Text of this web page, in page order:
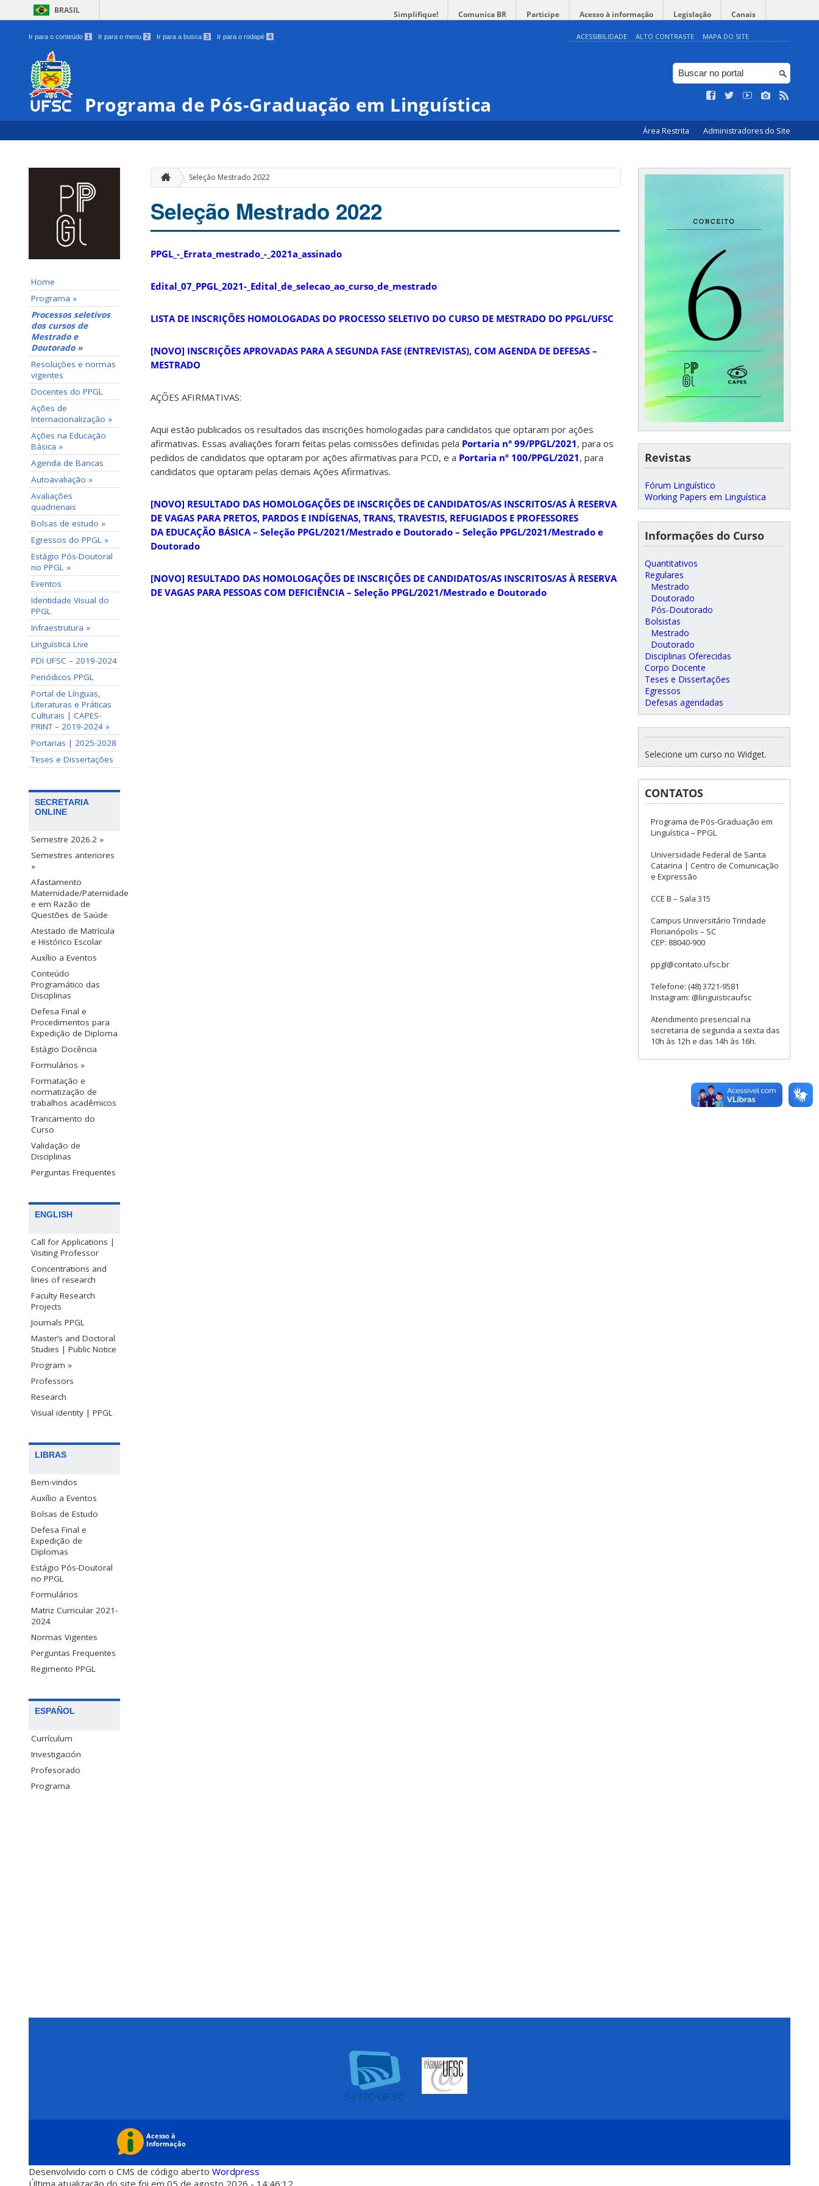
BRASIL Simplifique! Comunica BR Participe Acesso à informação Legislação Canais
Ir para o conteúdo 1 Ir para o menu 2 Ir para a busca 3 Ir para o rodapé 4 ACESSIBILIDADE ALTO CONTRASTE MAPA DO SITE
Programa de Pós-Graduação em Linguística
Área Restrita Administradores do Site
Home
Programa »
Processos seletivos
dos cursos de
Mestrado e
Doutorado »
Resoluções e normas
vigentes
Docentes do PPGL
Ações de
Internacionalização »
Ações na Educação
Básica »
Agenda de Bancas
Autoavaliação »
Avaliações
quadrienais
Bolsas de estudo »
Egressos do PPGL »
Estágio Pós-Doutoral
no PPGL »
Eventos
Identidade Visual do
PPGL
Infraestrutura »
Linguística Live
PDI UFSC – 2019-2024
Periódicos PPGL
Portal de Línguas,
Literaturas e Práticas
Culturais | CAPES-
PRINT – 2019-2024 »
Portarias | 2025-2028
Teses e Dissertações
SECRETARIA
ONLINE
Semestre 2026.2 »
Semestres anteriores
»
Afastamento
Maternidade/Paternidade
e em Razão de
Questões de Saúde
Atestado de Matrícula
e Histórico Escolar
Auxílio a Eventos
Conteúdo
Programático das
Disciplinas
Defesa Final e
Procedimentos para
Expedição de Diploma
Estágio Docência
Formulários »
Formatação e
normatização de
trabalhos acadêmicos
Trancamento do
Curso
Validação de
Disciplinas
Perguntas Frequentes
ENGLISH
Call for Applications |
Visiting Professor
Concentrations and
lines of research
Faculty Research
Projects
Journals PPGL
Master’s and Doctoral
Studies | Public Notice
Program »
Professors
Research
Visual identity | PPGL
LIBRAS
Bem-vindos
Auxílio a Eventos
Bolsas de Estudo
Defesa Final e
Expedição de
Diplomas
Estágio Pós-Doutoral
no PPGL
Formulários
Matriz Curricular 2021-
2024
Normas Vigentes
Perguntas Frequentes
Regimento PPGL
ESPAÑOL
Currículum
Investigación
Profesorado
Programa
Seleção Mestrado 2022
Seleção Mestrado 2022
PPGL_-_Errata_mestrado_-_2021a_assinado
Edital_07_PPGL_2021-_Edital_de_selecao_ao_curso_de_mestrado
LISTA DE INSCRIÇÕES HOMOLOGADAS DO PROCESSO SELETIVO DO CURSO DE MESTRADO DO PPGL/UFSC
[NOVO] INSCRIÇÕES APROVADAS PARA A SEGUNDA FASE (ENTREVISTAS), COM AGENDA DE DEFESAS –
MESTRADO
AÇÕES AFIRMATIVAS:
Aqui estão publicados os resultados das inscrições homologadas para candidatos que optaram por ações
afirmativas. Essas avaliações foram feitas pelas comissões definidas pela Portaria n° 99/PPGL/2021, para os
pedidos de candidatos que optaram por ações afirmativas para PCD, e a Portaria nº 100/PPGL/2021, para
candidatos que optaram pelas demais Ações Afirmativas.
[NOVO] RESULTADO DAS HOMOLOGAÇÕES DE INSCRIÇÕES DE CANDIDATOS/AS INSCRITOS/AS À RESERVA
DE VAGAS PARA PRETOS, PARDOS E INDÍGENAS, TRANS, TRAVESTIS, REFUGIADOS E PROFESSORES
DA EDUCAÇÃO BÁSICA – Seleção PPGL/2021/Mestrado e Doutorado – Seleção PPGL/2021/Mestrado e
Doutorado
[NOVO] RESULTADO DAS HOMOLOGAÇÕES DE INSCRIÇÕES DE CANDIDATOS/AS INSCRITOS/AS À RESERVA
DE VAGAS PARA PESSOAS COM DEFICIÊNCIA – Seleção PPGL/2021/Mestrado e Doutorado
Revistas
Fórum Linguístico
Working Papers em Linguística
Informações do Curso
Quantitativos
Regulares
Mestrado
Doutorado
Pós-Doutorado
Bolsistas
Mestrado
Doutorado
Disciplinas Oferecidas
Corpo Docente
Teses e Dissertações
Egressos
Defesas agendadas
Selecione um curso no Widget.
CONTATOS
Programa de Pós-Graduação em
Linguística – PPGL
Universidade Federal de Santa
Catarina | Centro de Comunicação
e Expressão
CCE B – Sala 315
Campus Universitário Trindade
Florianópolis – SC
CEP: 88040-900
ppgl@contato.ufsc.br
Telefone: (48) 3721-9581
Instagram: @linguisticaufsc
Atendimento presencial na
secretaria de segunda a sexta das
10h às 12h e das 14h às 16h.
Desenvolvido com o CMS de código aberto Wordpress
Última atualização do site foi em 05 de agosto 2026 - 14:46:12